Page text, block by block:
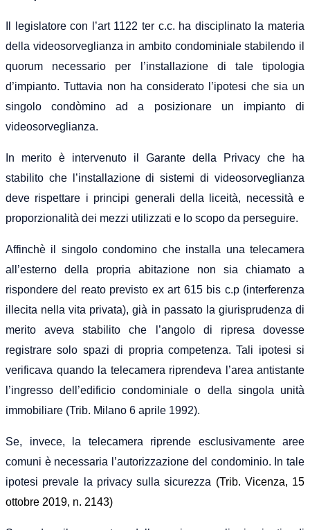
Il legislatore con l’art 1122 ter c.c. ha disciplinato la materia
della videosorveglianza in ambito condominiale stabilendo il
quorum necessario per l’installazione di tale tipologia
d’impianto. Tuttavia non ha considerato l’ipotesi che sia un
singolo condòmino ad a posizionare un impianto di
videosorveglianza.
In merito è intervenuto il Garante della Privacy che ha
stabilito che l’installazione di sistemi di videosorveglianza
deve rispettare i principi generali della liceità, necessità e
proporzionalità dei mezzi utilizzati e lo scopo da perseguire.
Affinchè il singolo condomino che installa una telecamera
all’esterno della propria abitazione non sia chiamato a
rispondere del reato previsto ex art 615 bis c.p (interferenza
illecita nella vita privata), già in passato la giurisprudenza di
merito aveva stabilito che l’angolo di ripresa dovesse
registrare solo spazi di propria competenza. Tali ipotesi si
verificava quando la telecamera riprendeva l’area antistante
l’ingresso dell’edificio condominiale o della singola unità
immobiliare (Trib. Milano 6 aprile 1992).
Se, invece, la telecamera riprende esclusivamente aree
comuni è necessaria l’autorizzazione del condominio. In tale
ipotesi prevale la privacy sulla sicurezza (Trib. Vicenza, 15
ottobre 2019, n. 2143)